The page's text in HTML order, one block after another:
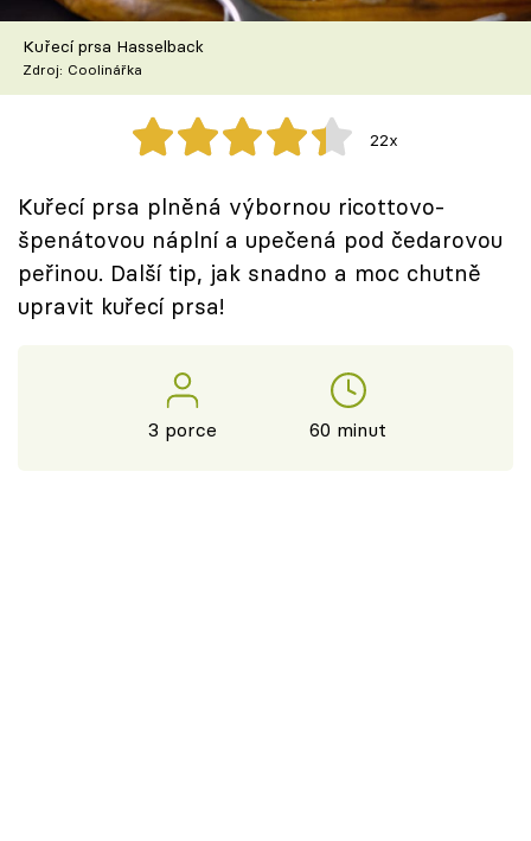
Škola vaření
Recepty z TV
Speciál: Cuketa
Těhotnej kuchař
Sledujte prima+
Kuřecí prsa Hasselback
Zdroj: Coolinářka
22x
Kuřecí prsa plněná výbornou ricottovo-
špenátovou náplní a upečená pod čedarovou
peřinou. Další tip, jak snadno a moc chutně
upravit kuřecí prsa!
3 porce 60 minut